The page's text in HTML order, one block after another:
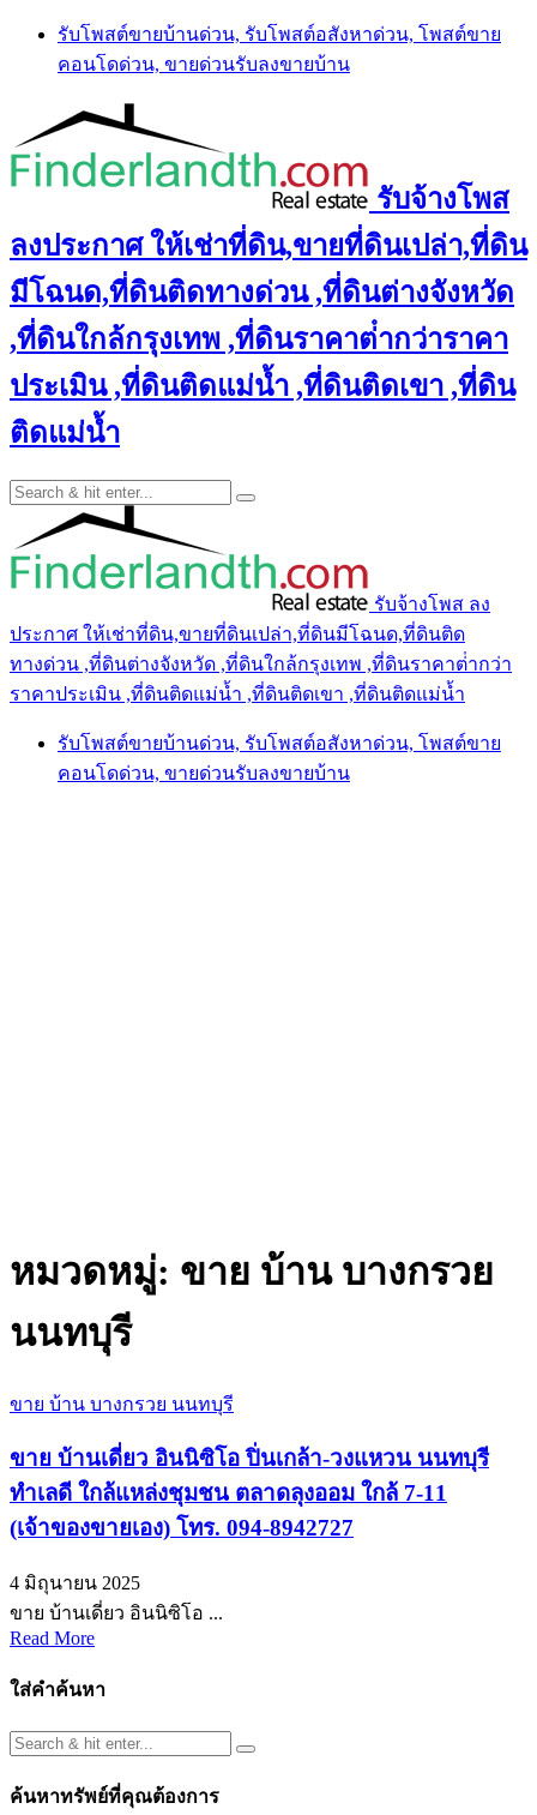
Skip
content
รับโพสต์ขายบ้านด่วน, รับโพสต์อสังหาด่วน, โพสต์ขาย
คอนโดด่วน, ขายด่วนรับลงขายบ้าน
รับจ้างโพส
ลงประกาศ ให้เช่าที่ดิน,ขายที่ดินเปล่า,ที่ดิน
มีโฉนด,ที่ดินติดทางด่วน ,ที่ดินต่างจังหวัด
,ที่ดินใกล้กรุงเทพ ,ที่ดินราคาต่ํากว่าราคา
ประเมิน ,ที่ดินติดแม่น้ำ ,ที่ดินติดเขา ,ที่ดิน
ติดแม่น้ำ
รับจ้างโพส ลง
ประกาศ ให้เช่าที่ดิน,ขายที่ดินเปล่า,ที่ดินมีโฉนด,ที่ดินติด
ทางด่วน ,ที่ดินต่างจังหวัด ,ที่ดินใกล้กรุงเทพ ,ที่ดินราคาต่ํากว่า
ราคาประเมิน ,ที่ดินติดแม่น้ำ ,ที่ดินติดเขา ,ที่ดินติดแม่น้ำ
รับโพสต์ขายบ้านด่วน, รับโพสต์อสังหาด่วน, โพสต์ขาย
คอนโดด่วน, ขายด่วนรับลงขายบ้าน
หมวดหมู่: ขาย บ้าน บางกรวย
นนทบุรี
ขาย บ้าน บางกรวย นนทบุรี
ขาย บ้านเดี่ยว อินนิซิโอ ปิ่นเกล้า-วงแหวน นนทบุรี
ทำเลดี ใกล้แหล่งชุมชน ตลาดลุงออม ใกล้ 7-11
(เจ้าของขายเอง) โทร. 094-8942727
4 มิถุนายน 2025
ขาย บ้านเดี่ยว อินนิซิโอ ...
Read More
ใส่คำค้นหา
ค้นหาทรัพย์ที่คุณต้องการ